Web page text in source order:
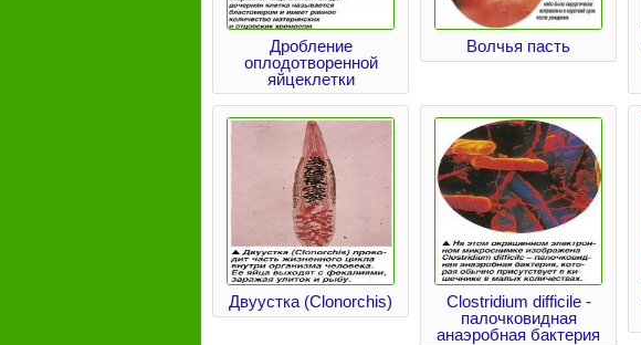
Дробление
оплодотворенной
яйцеклетки
Волчья пасть
Двуустка (Clonorchis)
Clostridium difficile -
палочковидная
анаэробная бактерия